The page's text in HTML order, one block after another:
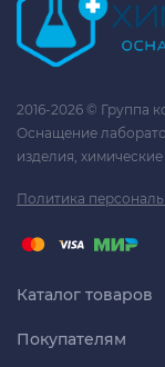
2016-2026 ©
Оснащение
изделия,
Политика
Каталог товаров
Покупателям